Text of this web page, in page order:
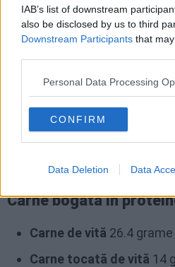
IAB’s list of downstream
also be disclosed by us to third
Downstream Participants that
Personal Data Processing
CONFIRM
Data Deletion Data
Carne bogată în
Carne de vită 26.4
Carne tocată de vită 14